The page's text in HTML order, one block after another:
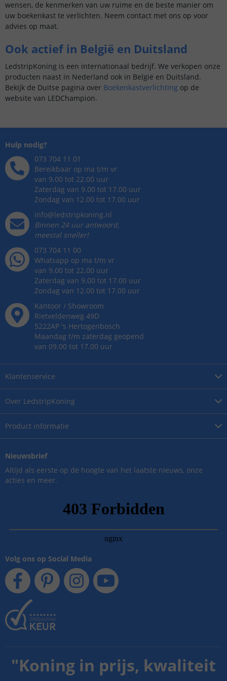
wensen, de kenmerken van uw ruime en de beste manier om
uw boekenkast te verlichten. Neem contact met ons op voor
advies op maat.
Ook actief in België en Duitsland
LedstripKoning is een internationaal bedrijf. We verkopen onze
producten naast in Nederland ook in België en Duitsland.
Bekijk de Duitse pagina over Boekenkastverlichting op de
website van LEDChampion.
Over LedstripKoning
Product informatie
Klantenservice
Hulp nodig?
073 704 11 01
Bereikbaar op ma t/m vr
van 9.00 tot 22.00 uur
Zaterdag van 9.00 tot 17.00 uur
Zondag van 12.00 tot 17.00 uur
info@ledstripkoning.nl
Binnen 24 uur antwoord,
meestal sneller!
073 704 11 00
Whatsapp op ma t/m vr
van 9.00 tot 22.00 uur
Zaterdag van 9.00 tot 17.00 uur
Zondag van 12.00 tot 17.00 uur
Kantoor / Showroom
Rietveldenweg 49D
5222AP 's Hertogenbosch
Maandag t/m zaterdag geopend
van 09.00 tot 17.00 uur
Nieuwsbrief
Altijd als eerste op de hoogte van het laatste nieuws, onze
acties en meer.
Volg ons op Social Media
"Koning in prijs, kwaliteit